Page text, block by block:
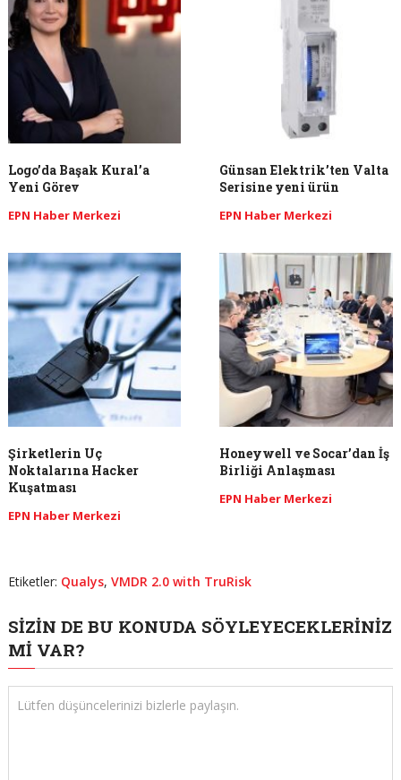
Logo’da Başak Kural’a
Yeni Görev
EPN Haber Merkezi
Günsan Elektrik’ten Valta
Serisine yeni ürün
EPN Haber Merkezi
Şirketlerin Uç
Noktalarına Hacker
Kuşatması
EPN Haber Merkezi
Honeywell ve Socar’dan İş
Birliği Anlaşması
EPN Haber Merkezi
Etiketler: Qualys, VMDR 2.0 with TruRisk
SIZIN DE BU KONUDA SÖYLEYECEKLERINIZ
MI VAR?